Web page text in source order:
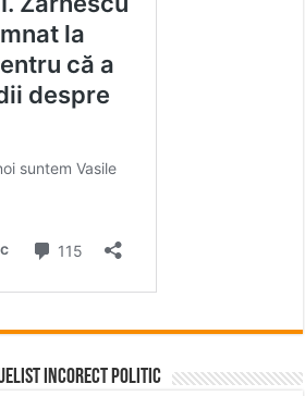
Incorect Politic